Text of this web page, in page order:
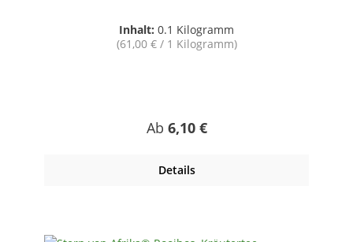
Inhalt: 0.1 Kilogramm
(61,00 € / 1 Kilogramm)
Regulärer Preis:
Ab 6,10 €
Details